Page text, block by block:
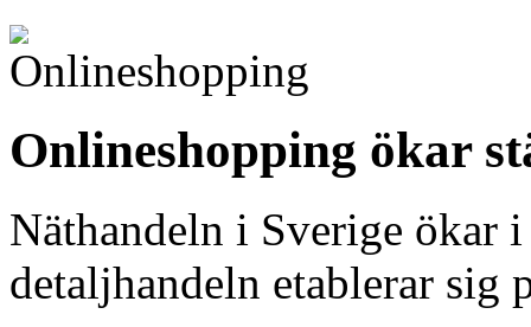
Onlineshopping ökar
Näthandeln i Sverige ökar
detaljhandeln etablerar sig